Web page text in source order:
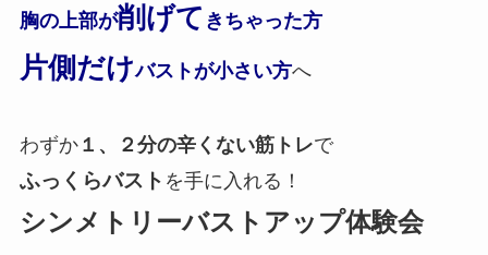
胸の上部が削げて きちゃった方
片側だけバストが小さい方へ
わずか１、２分の辛くない筋トレで
ふっくらバスト を手に入れる！
シンメトリーバストアップ体験会